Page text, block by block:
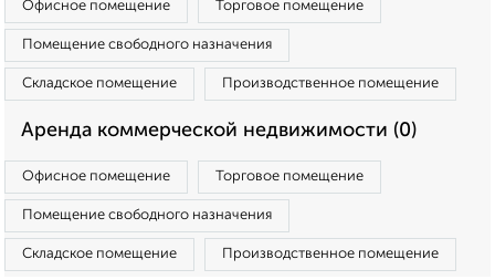
Офисное помещение Торговое помещение
Помещение свободного назначения
Складское помещение Производственное помещение
Аренда коммерческой недвижимости (0)
Офисное помещение Торговое помещение
Помещение свободного назначения
Складское помещение Производственное помещение